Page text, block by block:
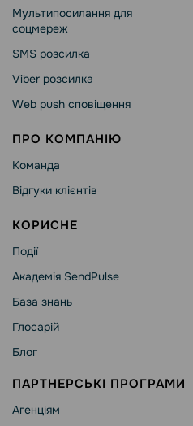
Мультипосилання для
соцмереж
SMS розсилка
Viber розсилка
Web push сповіщення
ПРО КОМПАНІЮ
Команда
Відгуки клієнтів
КОРИСНЕ
Події
Академія SendPulse
База знань
Глосарій
Блог
ПАРТНЕРСЬКІ ПРОГРАМИ
Агенціям